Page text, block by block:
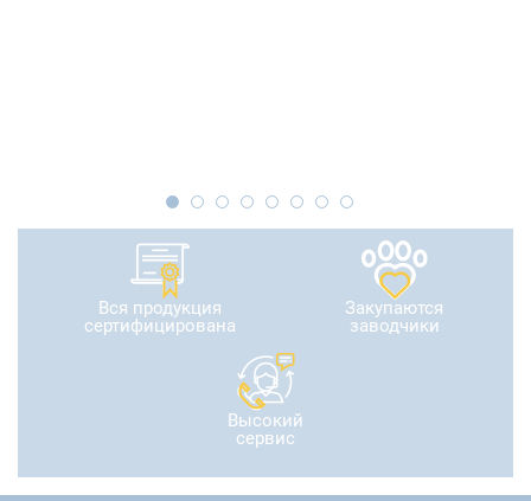
Вся продукция
сертифицирована
Закупаются
заводчики
Высокий
сервис